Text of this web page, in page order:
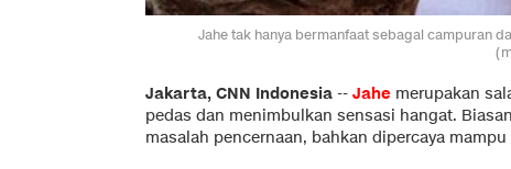
Jahe tak hanya bermanfaat sebagai campuran
Jakarta, CNN Indonesia -- Jahe merupakan
pedas dan menimbulkan sensasi hangat.
masalah pencernaan, bahkan dipercaya